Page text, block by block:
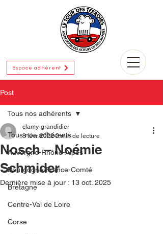
Espace adhérent
Post
Tous nos adhérents
Auvergne-Rhône-Alpes
Bourgogne-France-Comté
Bretagne
Centre-Val de Loire
Corse
Tous nos adhérents
Nosch – Noémie
Schmider
clamy-grandidier
8 févr. 2022 2 min de lecture
Dernière mise à jour : 13 oct. 2025